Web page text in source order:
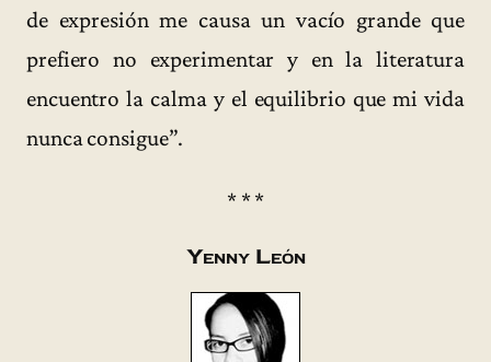
de expresión me causa un vacío grande que
prefiero no experimentar y en la literatura
encuentro la calma y el equilibrio que mi vida
nunca consigue”.
* * *
Yenny León